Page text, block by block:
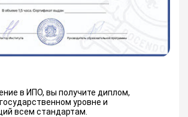
в ИПО, вы получите диплом,
уровне и
всем стандартам.